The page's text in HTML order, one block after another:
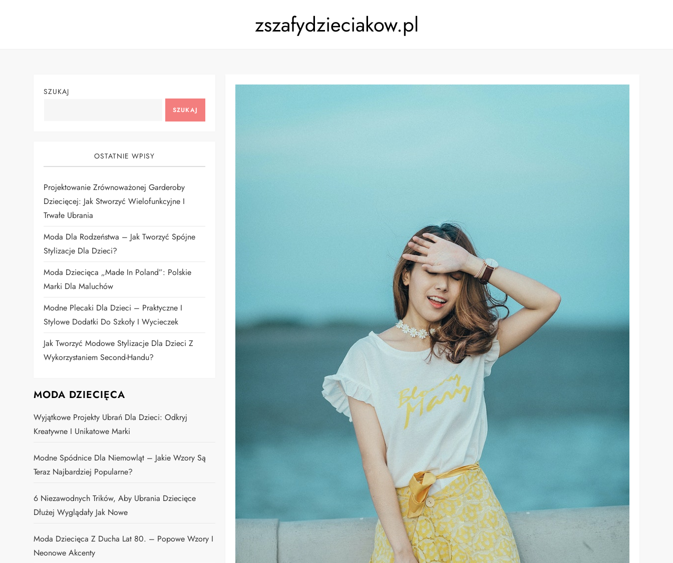
zszafydzieciakow.pl
SZUKAJ
SZUKAJ
OSTATNIE WPISY
Projektowanie Zrównoważonej Garderoby
Dziecięcej: Jak Stworzyć Wielofunkcyjne I
Trwałe Ubrania
Moda Dla Rodzeństwa – Jak Tworzyć Spójne
Stylizacje Dla Dzieci?
Moda Dziecięca „Made In Poland”: Polskie
Marki Dla Maluchów
Modne Plecaki Dla Dzieci – Praktyczne I
Stylowe Dodatki Do Szkoły I Wycieczek
Jak Tworzyć Modowe Stylizacje Dla Dzieci Z
Wykorzystaniem Second-Handu?
MODA DZIECIĘCA
Wyjątkowe Projekty Ubrań Dla Dzieci: Odkryj
Kreatywne I Unikatowe Marki
Modne Spódnice Dla Niemowląt – Jakie Wzory Są
Teraz Najbardziej Popularne?
6 Niezawodnych Trików, Aby Ubrania Dziecięce
Dłużej Wyglądały Jak Nowe
Moda Dziecięca Z Ducha Lat 80. – Popowe Wzory I
Neonowe Akcenty